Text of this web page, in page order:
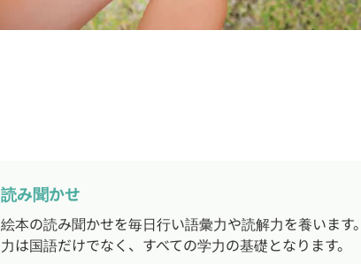
読み聞かせ
絵本の読み聞かせを毎日行い語彙力や読解力を養います
力は国語だけでなく、すべての学力の基礎となります。